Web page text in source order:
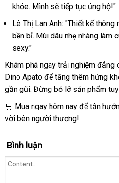
khỏe. Mình sẽ tiếp tục ủng hộ!"
Lê Thị Lan Anh: "Thiết kế
bền bỉ. Mùi dâu nhẹ nhàng làm
sexy."
Khám phá ngay trải nghiệm đẳng
Dino Apato để tăng thêm hứng
gần gũi. Đừng bỏ lỡ sản phẩm
🛒 Mua ngay hôm nay để tận
vời bên người thương!
Bình luận